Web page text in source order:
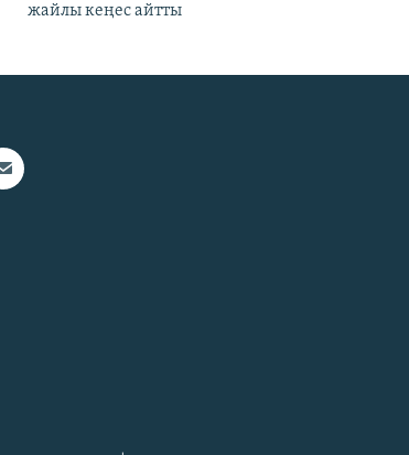
жайлы кеңес айтты